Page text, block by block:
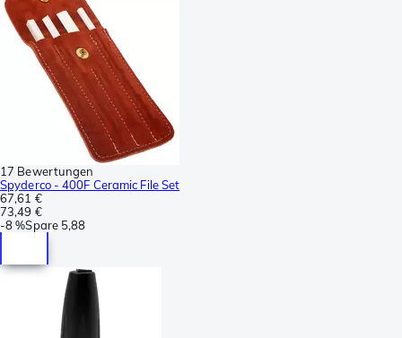
17 Bewertungen
Spyderco - 400F Ceramic File Set
67,61 €
73,49 €
-8 %Spare 5,88